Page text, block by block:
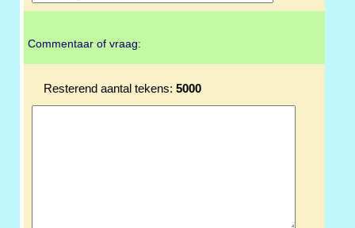
Commentaar of vraag:
Resterend aantal tekens: 5000